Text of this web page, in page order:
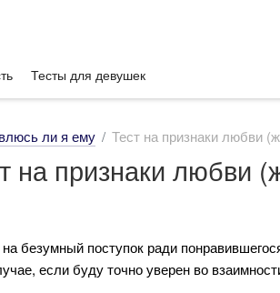
Тесты для девушек
ли я ему Тест на признаки любви
на признаки любви
безумный поступок ради
если буду точно уверен во